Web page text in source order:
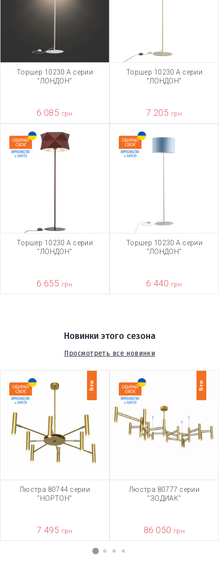
Торшер 10230 А серии
"ЛОНДОН"
6 085 грн
Торшер 10230 А серии
"ЛОНДОН"
7 205 грн
Торшер 10230 А серии
"ЛОНДОН"
6 655 грн
Торшер 10230 А серии
"ЛОНДОН"
6 440 грн
Новинки этого сезона
Просмотреть все новинки
New
Люстра 80744 серии
"НОРТОН"
7 495 грн
New
Люстра 80777 серии
"ЗОДИАК"
86 050 грн
1 2 3 4